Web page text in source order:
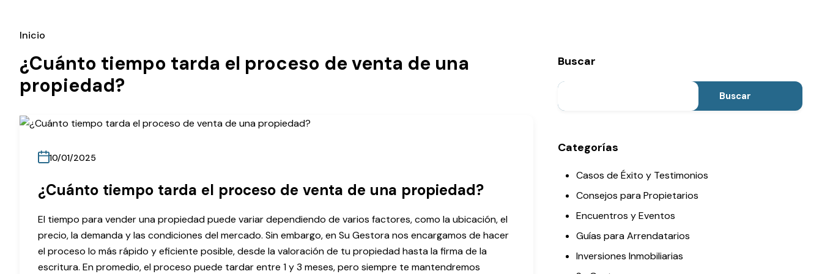
Inicio
¿Cuánto tiempo tarda el proceso de venta de una
propiedad?
10/01/2025
¿Cuánto tiempo tarda el proceso de venta de una propiedad?
El tiempo para vender una propiedad puede variar dependiendo de varios factores, como la ubicación, el
precio, la demanda y las condiciones del mercado. Sin embargo, en Su Gestora nos encargamos de hacer
el proceso lo más rápido y eficiente posible, desde la valoración de tu propiedad hasta la firma de la
escritura. En promedio, el proceso puede tardar entre 1 y 3 meses, pero siempre te mantendremos
Buscar
Buscar
Categorías
Casos de Éxito y Testimonios
Consejos para Propietarios
Encuentros y Eventos
Guías para Arrendatarios
Inversiones Inmobiliarias